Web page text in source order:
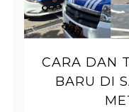
CARA DAN
BARU DI